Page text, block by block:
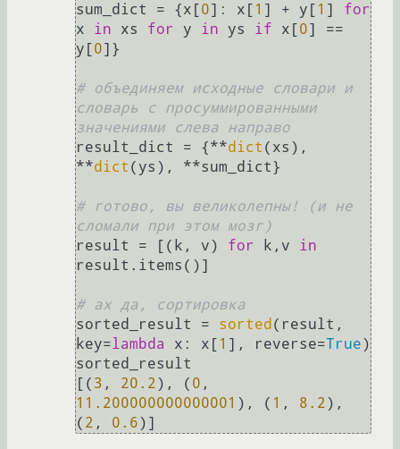
sum_dict = {x[0]: x[ 1 ] + y[ 1 ] for
x in xs for y in ys if x[0] ==
y[0]}
# объединяем исходные словари и
словарь с просуммированными
значениями слева направо
result_dict = {**dict (xs),
**dict (ys), **sum_dict}
# готово, вы великолепны! (и не
сломали при этом мозг)
result = [(k, v) for k,v in
result.items()]
# ах да, сортировка
sorted_result = sorted (result,
key=lambda x: x[ 1 ], reverse=True)
sorted_result
[( 3 , 20.2), ( 0
11.200000000000001 ), ( 1 , 8.2),
( 2 , 0.6